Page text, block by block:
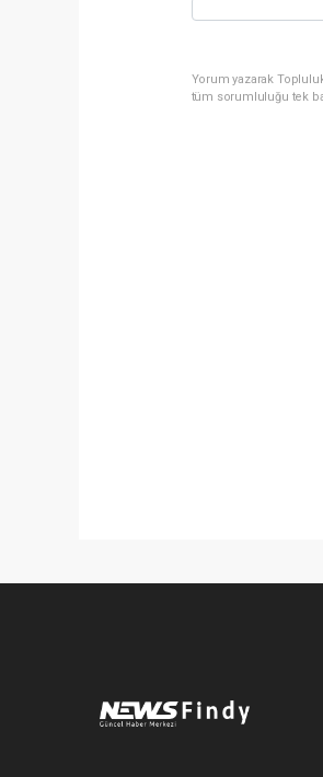
Yorum yazarak
tüm sorumluluğu tek